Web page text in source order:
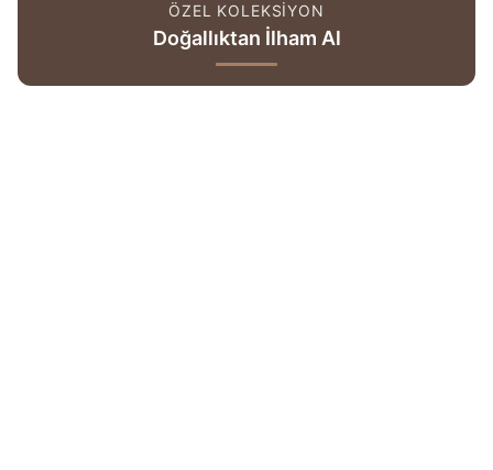
ÖZEL KOLEKSİYON
Doğallıktan İlham Al